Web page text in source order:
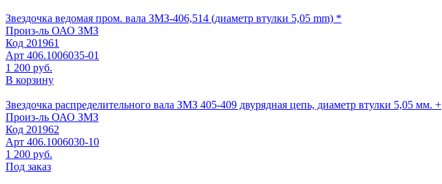
Звездочка ведомая пром. вала ЗМЗ-406,514 (диаметр втулки 5,05 mm) *
Произ-ль ОАО ЗМЗ
Код 201961
Арт 406.1006035-01
1 200 руб.
В корзину
Звездочка распределительного вала ЗМЗ 405-409 двурядная цепь, диаметр втулки 5,05 мм. +
Произ-ль ОАО ЗМЗ
Код 201962
Арт 406.1006030-10
1 200 руб.
Под заказ